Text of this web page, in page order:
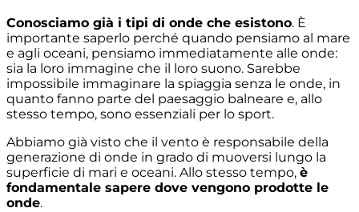
Conosciamo già i tipi di onde che esistono. È
importante saperlo perché quando pensiamo al mare
e agli oceani, pensiamo immediatamente alle onde:
sia la loro immagine che il loro suono. Sarebbe
impossibile immaginare la spiaggia senza le onde, in
quanto fanno parte del paesaggio balneare e, allo
stesso tempo, sono essenziali per lo sport.
Abbiamo già visto che il vento è responsabile della
generazione di onde in grado di muoversi lungo la
superficie di mari e oceani. Allo stesso tempo, è
fondamentale sapere dove vengono prodotte le
onde.